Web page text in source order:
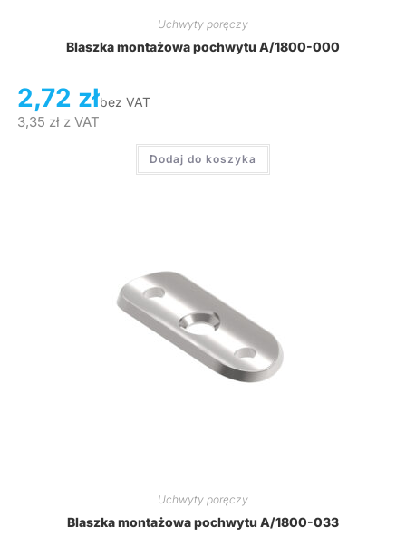
Uchwyty poręczy
Blaszka montażowa pochwytu A/1800-000
2,72 złbez VAT
3,35 złz VAT
Dodaj do koszyka
Uchwyty poręczy
Blaszka montażowa pochwytu A/1800-033